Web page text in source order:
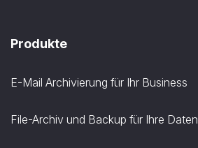
Produkte
E-Mail Archivierung für Ihr Business
File-Archiv und Backup für Ihre Daten